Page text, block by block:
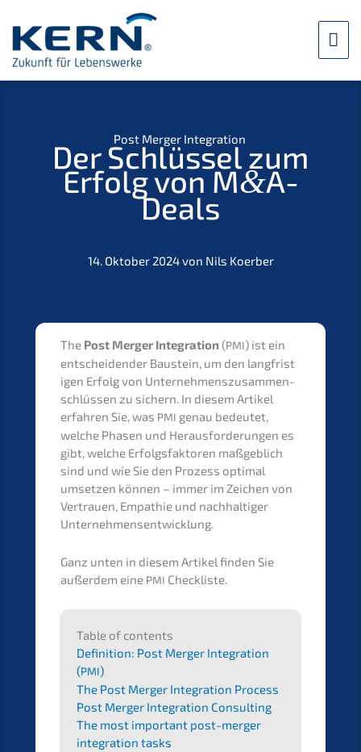
content
Post Merger Integration
Der Schlüs­sel zum
Erfolg von M&A-
Deals
14. Oktober 2024 von Nils Koerber
The Post Merger Integra­ti­on (PMI) ist ein
entschei­den­der Baustein, um den langfris­t
i­gen Erfolg von Unter­neh­mens­zu­sam­men­
schlüs­sen zu sichern. In diesem Artikel
erfah­ren Sie, was PMI genau bedeu­tet,
welche Phasen und Heraus­for­de­run­gen es
gibt, welche Erfolgs­fak­to­ren maßgeb­lich
sind und wie Sie den Prozess optimal
umset­zen können – immer im Zeichen von
Vertrau­en, Empathie und nachhal­ti­ger
Unternehmensentwicklung.
Ganz unten in diesem Artikel finden Sie
außer­dem eine PMI Checkliste.
Table of contents
Defini­ti­on: Post Merger Integra­ti­on
(PMI)
The Post Merger Integra­ti­on Process
Post Merger Integra­ti­on Consul­ting
The most important post-merger
integra­ti­on tasks